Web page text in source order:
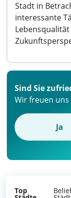
Stadt in
interessante
Sind Sie
Wir freuen
Ja
Top